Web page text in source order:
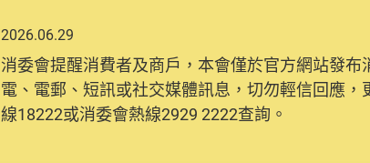
2026.06.29
消委會提醒消費者及商戶，本會僅於官方網站發
電、電郵、短訊或社交媒體訊息，切勿輕信回應
線18222或消委會熱線2929 2222查詢。
2025.10.31
為提升使用者體驗及網絡安全，本會的投訴處理
消費者需要提供基本聯絡資料（包括姓名、電郵
紀錄將清晰整合於帳戶中，方便日後作出跟進。